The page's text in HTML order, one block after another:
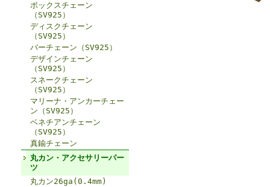
ボックスチェーン
（SV925）
ディスクチェーン
（SV925）
バーチェーン（SV925）
デザインチェーン
（SV925）
スネークチェーン
（SV925）
マリーナ・アンカーチェー
ン（SV925）
ベネチアンチェーン
（SV925）
真鍮チェーン
丸カン・アクセサリーパー
ツ
丸カン26ga(0.4mm)